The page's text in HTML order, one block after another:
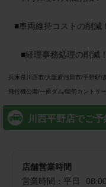
■⾞両維持コストの削減
■経理事務処理の削減
兵庫県川西市/大阪府池田市/平野駅
飛行機公園/一庫ダム/能勢カントリ
川西平野店でご
店舗営業時間
営業時間： 平日 08:00